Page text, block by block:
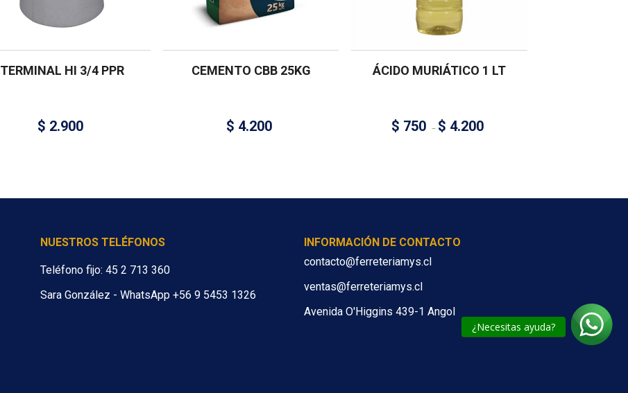
¿Necesitas ayuda?
TERMINAL HI 3/4 PPR
$ 2.900
CEMENTO CBB 25KG
$ 4.200
ÁCIDO MURIÁTICO 1 LT
$ 750 – $ 4.200
NUESTROS TELÉFONOS
Teléfono fijo: 45 2 713 360
Sara González - WhatsApp +56 9 5453 1326
INFORMACIÓN DE CONTACTO
contacto@ferreteriamys.cl
ventas@ferreteriamys.cl
Avenida O'Higgins 439-1 Angol